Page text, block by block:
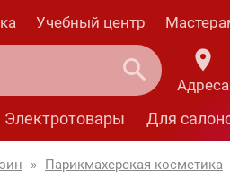
Учебный центр
Адреса
Электротовары Для
» Парикмахерская косметика